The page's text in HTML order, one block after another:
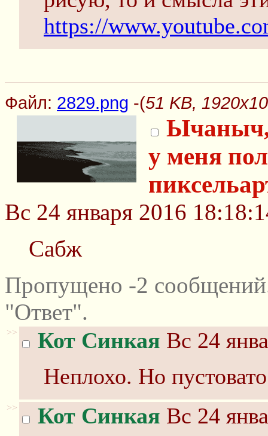
https://
Файл: 2829.png -(51 KB,
Ычаныч,
у меня
Вс 24 января 2016
Сабж
Пропущено -2
"Ответ".
>> Кот Синкая Вс 24
Неплохо. Но
>> Кот Синкая Вс 24